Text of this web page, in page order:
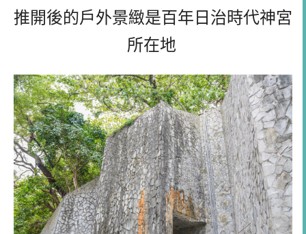
推開後的戶外景緻是百年日治時代神宮
所在地